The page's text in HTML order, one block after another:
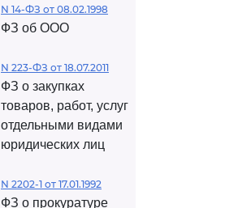
N 14-ФЗ от 08.02.1998
ФЗ об ООО
N 223-ФЗ от 18.07.2011
ФЗ о закупках
товаров, работ, услуг
отдельными видами
юридических лиц
N 2202-1 от 17.01.1992
ФЗ о прокуратуре